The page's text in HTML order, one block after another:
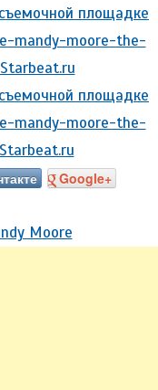
Google+
Moore